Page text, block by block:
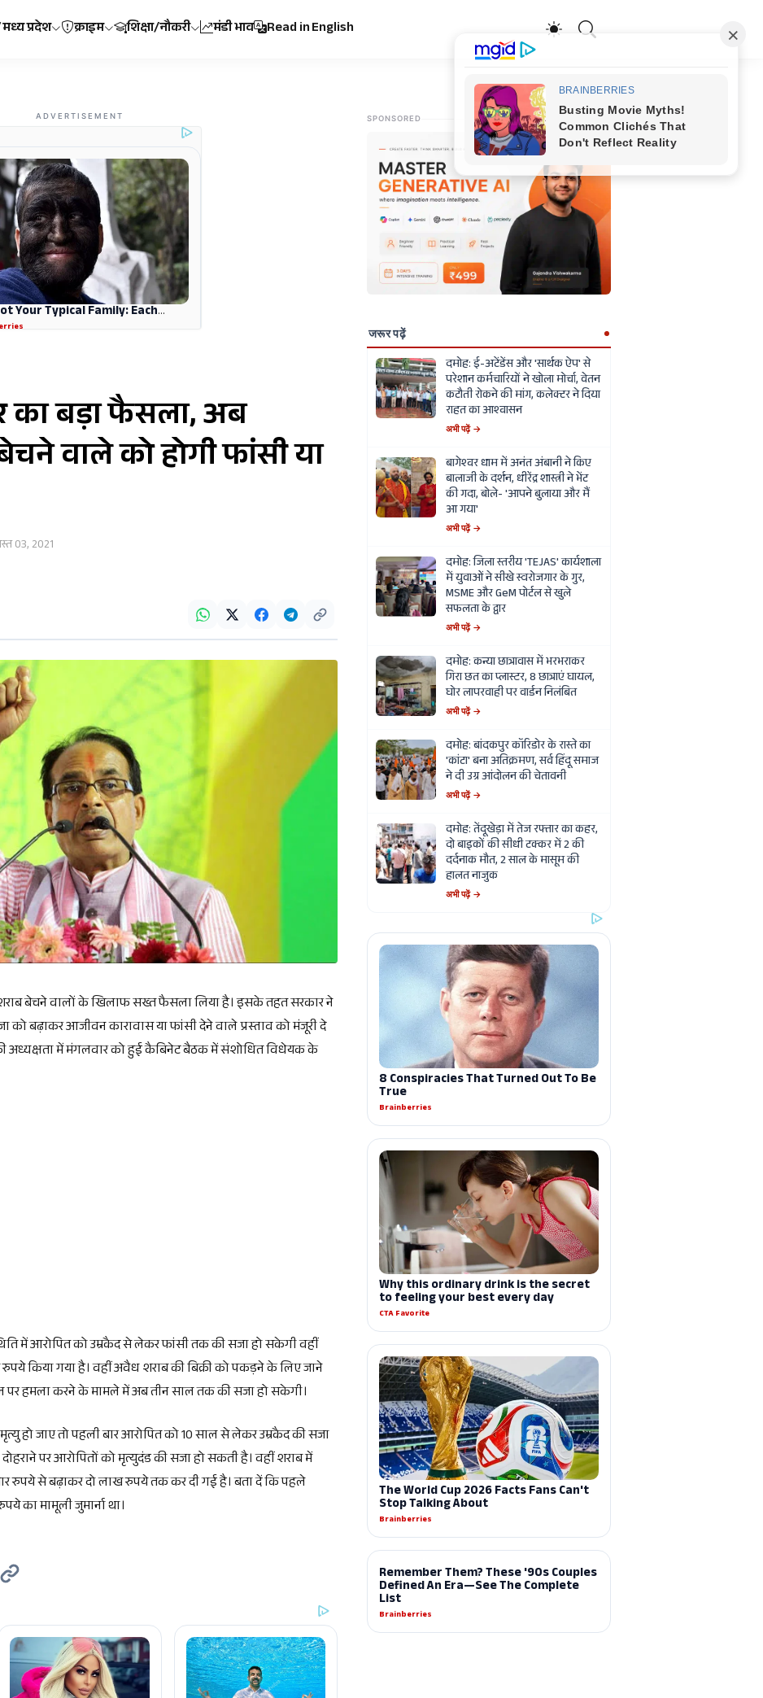
मध्य प्रदेश क्राइम शिक्षा/नौकरी मंडी भाव Read in English
ADVERTISEMENT
का बड़ा फैसला, अब
वाले को होगी फांसी या
03, 2021
बेचने वालों के खिलाफ सख्त फैसला लिया है। इसके तहत सरकार ने
बढ़ाकर आजीवन कारावास या फांसी देने वाले प्रस्ताव को मंजूरी दे
की अध्यक्षता में मंगलवार को हुई कैबिनेट बैठक में संशोधित विधेयक के
में आरोपित को उम्रकैद से लेकर फांसी तक की सजा हो सकेगी वहीं
रुपये किया गया है। वहीं अवैध शराब की बिक्री को पकड़ने के लिए जाने
पर हमला करने के मामले में अब तीन साल तक की सजा हो सकेगी।
हो जाए तो पहली बार आरोपित को 10 साल से लेकर उम्रकैद की सजा
पर आरोपितों को मृत्युदंड की सजा हो सकती है। वहीं शराब में
रुपये से बढ़ाकर दो लाख रुपये तक कर दी गई है। बता दें कि पहले
का मामूली जुमार्ना था।
SPONSORED
जरूर पढ़ें
दमोह: ई-अटेंडेंस और 'सार्थक ऐप' से
परेशान कर्मचारियों ने खोला मोर्चा, वेतन
कटौती रोकने की मांग, कलेक्टर ने दिया
राहत का आश्वासन
अभी पढ़ें →
बागेश्वर धाम में अनंत अंबानी ने किए
बालाजी के दर्शन, धीरेंद्र शास्त्री ने भेंट
की गदा, बोले- 'आपने बुलाया और मैं
आ गया'
अभी पढ़ें →
दमोह: जिला स्तरीय 'TEJAS' कार्यशाला
में युवाओं ने सीखे स्वरोजगार के गुर,
MSME और GeM पोर्टल से खुले
सफलता के द्वार
अभी पढ़ें →
दमोह: कन्या छात्रावास में भरभराकर
गिरा छत का प्लास्टर, 8 छात्राएं घायल,
घोर लापरवाही पर वार्डन निलंबित
अभी पढ़ें →
दमोह: बांदकपुर कॉरिडोर के रास्ते का
'कांटा' बना अतिक्रमण, सर्व हिंदू समाज
ने दी उग्र आंदोलन की चेतावनी
अभी पढ़ें →
दमोह: तेंदूखेड़ा में तेज रफ्तार का कहर,
दो बाइकों की सीधी टक्कर में 2 की
दर्दनाक मौत, 2 साल के मासूम की
हालत नाजुक
अभी पढ़ें →